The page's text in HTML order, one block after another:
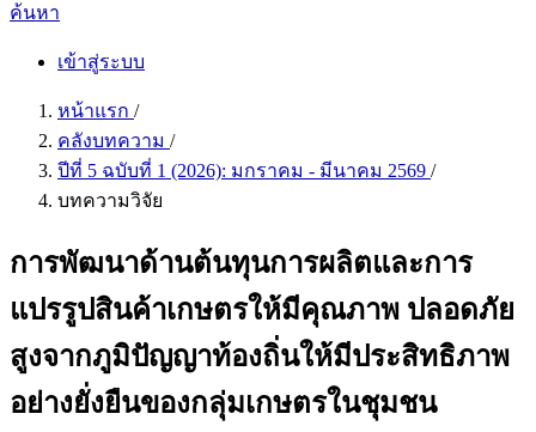
ค้นหา
เข้าสู่ระบบ
หน้าแรก /
คลังบทความ /
ปีที่ 5 ฉบับที่ 1 (2026): มกราคม - มีนาคม 2569 /
บทความวิจัย
การพัฒนาด้านต้นทุนการผลิตและการ
แปรรูปสินค้าเกษตรให้มีคุณภาพ ปลอดภัย
สูงจากภูมิปัญญาท้องถิ่นให้มีประสิทธิภาพ
อย่างยั่งยืนของกลุ่มเกษตรในชุมชน